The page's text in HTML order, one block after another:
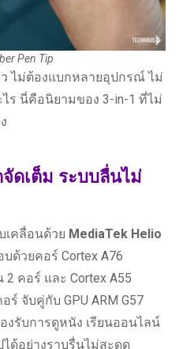
Pen Tip
ไม่ต้องแบกหลายอุปกรณ์ ไม่
ร นี่คือนิยามของ 3-in-1 ที่ไม่
ดเต็ม ระบบลื่นไม่
เคลื่อนด้วย MediaTek Helio
บด้วยคอร์ Cortex A76
2 คอร์ และ Cortex A55
ร์ จับคู่กับ GPU ARM G57
งรับการดูหนัง เรียนออนไลน์
ด้อย่างราบรื่นไม่สะดุด